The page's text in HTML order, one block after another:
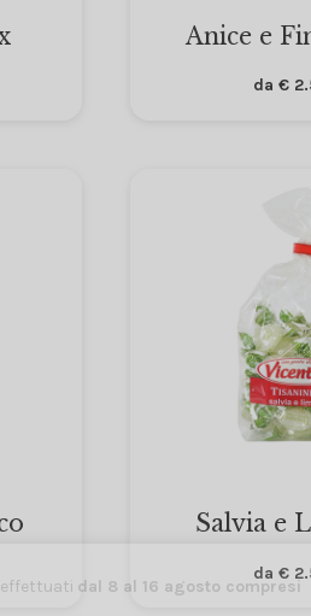
Anice e
da€
Salvia e
da€
effettuati dal 8 al 16 agosto compresi